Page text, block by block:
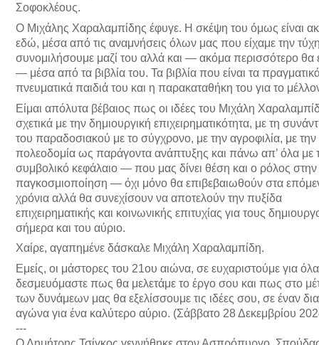
Σοφοκλέους.
Ο Μιχάλης Χαραλαμπίδης έφυγε. Η σκέψη του όμως είναι
εδώ, μέσα από τις αναμνήσεις όλων μας που είχαμε την
συνομιλήσουμε μαζί του αλλά και — ακόμα περισσότερο θα
— μέσα από τα βιβλία του. Τα βιβλία που είναι τα
πνευματικά παιδιά του και η παρακαταθήκη του για το
Είμαι απόλυτα βέβαιος πως οι ιδέες του Μιχάλη
σχετικά με την δημιουργική επιχειρηματικότητα, με τη
του παραδοσιακού με το σύγχρονο, με την αγροφιλία, με την
πολεοδομία ως παράγοντα ανάπτυξης και πάνω απ’ όλα με
συμβολικό κεφάλαιο — που μας δίνει θέση και ο ρόλος στην
παγκοσμιοποίηση — όχι μόνο θα επιβεβαιωθούν στα
χρόνια αλλά θα συνεχίσουν να αποτελούν την πυξίδα
επιχειρηματικής και κοινωνικής επιτυχίας για τους
σήμερα και του αύριο.
Χαίρε, αγαπημένε δάσκαλε Μιχάλη Χαραλαμπίδη.
Εμείς, οι μάστορες του 21ου αιώνα, σε ευχαριστούμε για
δεσμευόμαστε πως θα μελετάμε το έργο σου και πως στο
των δυνάμεων μας θα εξελίσσουμε τις ιδέες σου, σε έναν
αγώνα για ένα καλύτερο αύριο. (Σάββατο 28 Δεκεμβρίου
---